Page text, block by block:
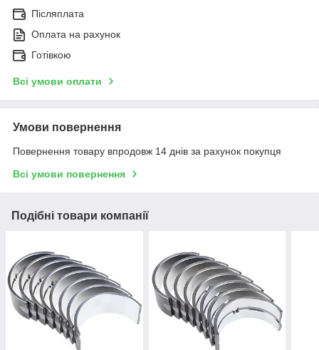
Післяплата
Оплата на рахунок
Готівкою
Всі умови оплати
Умови повернення
Повернення товару впродовж 14 днів за рахунок покупця
Всі умови повернення
Подібні товари компанії